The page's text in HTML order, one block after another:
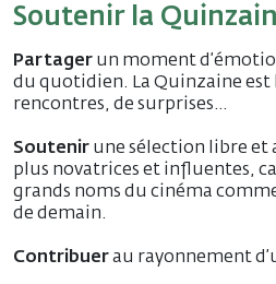
Soutenir la
Partager un moment
du quotidien. La Quinzaine est
rencontres, de surprises…
Soutenir une sélection libre et
plus novatrices et influentes,
grands noms du cinéma
de demain.
Contribuerau rayonnement